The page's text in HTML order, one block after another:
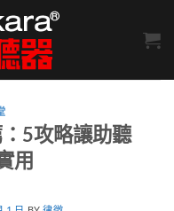
5攻略讓助聽
用